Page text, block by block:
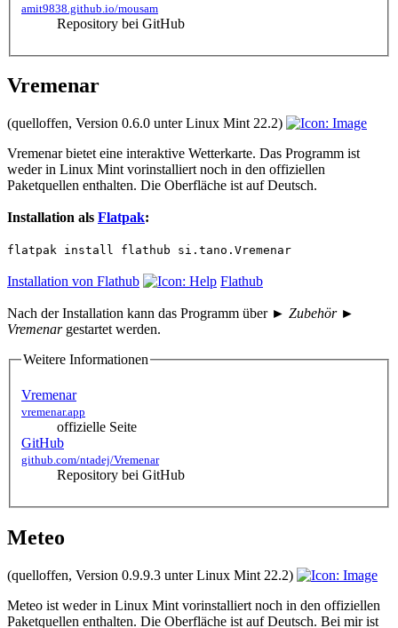
amit9838.github.io/mousam
Repository bei GitHub
Vremenar
(quelloffen, Version 0.6.0 unter Linux Mint 22.2)
Vremenar bietet eine interaktive Wetterkarte. Das Programm ist
weder in Linux Mint vorinstalliert noch in den offiziellen
Paketquellen enthalten. Die Oberfläche ist auf Deutsch.
Installation als Flatpak:
flatpak install flathub si.tano.Vremenar
Installation von Flathub Flathub
Nach der Installation kann das Programm über ► Zubehör ►
Vremenargestartet werden.
Weitere Informationen
Vremenar
vremenar.app
offizielle Seite
GitHub
github.com/ntadej/Vremenar
Repository bei GitHub
Meteo
(quelloffen, Version 0.9.9.3 unter Linux Mint 22.2)
Meteo ist weder in Linux Mint vorinstalliert noch in den offiziellen
Paketquellen enthalten. Die Oberfläche ist auf Deutsch. Bei mir ist